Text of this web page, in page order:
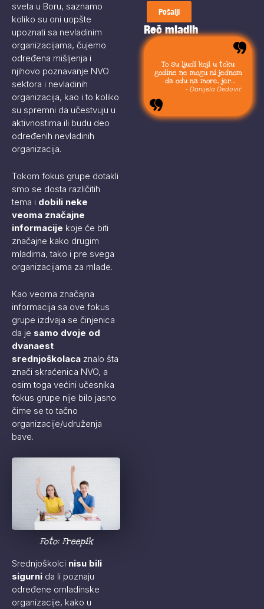
sveta u Boru, saznamo
koliko su oni uopšte
upoznati sa nevladinim
organizacijama, čujemo
određena mišljenja i
njihovo poznavanje NVO
sektora i nevladinih
organizacija, kao i to koliko
su spremni da učestvuju u
aktivnostima ili budu deo
određenih nevladinih
organizacija.
Tokom fokus grupe dotakli
smo se dosta različitih
tema i dobili neke
veoma značajne
informacije koje će biti
značajne kako drugim
mladima, tako i pre svega
organizacijama za mlade.
Kao veoma značajna
informacija sa ove fokus
grupe izdvaja se činjenica
da je samo dvoje od
dvanaest
srednjoškolaca znalo šta
znači skraćenica NVO, a
osim toga većini učesnika
fokus grupe nije bilo jasno
čime se to tačno
organizacije/udruženja
bave.
Foto: Freepik
Srednjoškolci nisu bili
sigurni da li poznaju
određene omladinske
organizacije, kako u
Pošalji
Reč mladih
To su ljudi koji u toku
godine ne mogu ni jednom
da odu na more, jer
moraju da budu uvek sa
- Danijela Dedović